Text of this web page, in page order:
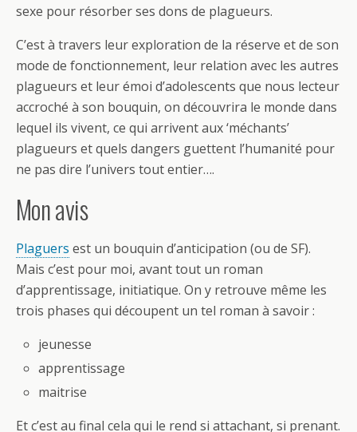
sexe pour résorber ses dons de plagueurs.
C’est à travers leur exploration de la réserve et de son
mode de fonctionnement, leur relation avec les autres
plagueurs et leur émoi d’adolescents que nous lecteur
accroché à son bouquin, on découvrira le monde dans
lequel ils vivent, ce qui arrivent aux ‘méchants’
plagueurs et quels dangers guettent l’humanité pour
ne pas dire l’univers tout entier….
Mon avis
Plaguers est un bouquin d’anticipation (ou de SF).
Mais c’est pour moi, avant tout un roman
d’apprentissage, initiatique. On y retrouve même les
trois phases qui découpent un tel roman à savoir :
jeunesse
apprentissage
maitrise
Et c’est au final cela qui le rend si attachant, si prenant.